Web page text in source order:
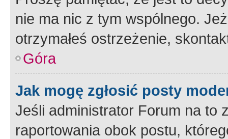
nie ma nic z tym wspólnego.
otrzymałeś ostrzeżenie,
Góra
Jak mogę zgłosić posty
Jeśli administrator Forum na to
raportowania obok postu,